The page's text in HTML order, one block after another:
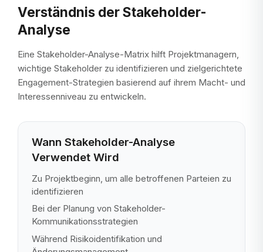
Verständnis der Stakeholder-
Analyse
Eine Stakeholder-Analyse-Matrix hilft Projektmanagern,
wichtige Stakeholder zu identifizieren und zielgerichtete
Engagement-Strategien basierend auf ihrem Macht- und
Interessenniveau zu entwickeln.
Wann Stakeholder-Analyse
Verwendet Wird
Zu Projektbeginn, um alle betroffenen Parteien zu
identifizieren
Bei der Planung von Stakeholder-
Kommunikationsstrategien
Während Risikoidentifikation und